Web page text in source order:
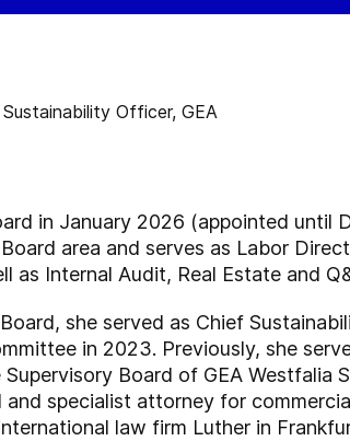
in January 2026 (appointed until
area and serves as Labor
as Internal Audit, Real Estate and
she served as Chief
in 2023. Previously, she
Board of GEA Westfalia
and specialist attorney for
law firm Luther in